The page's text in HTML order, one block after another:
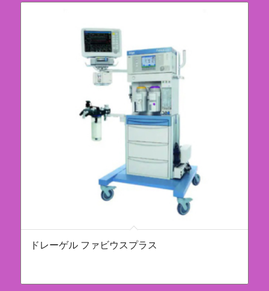
ドレーゲル ファビウスプラス